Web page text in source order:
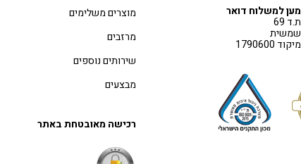
מען למשלוח דואר
ת.ד 69
שמשית
מיקוד 1790600
מוצרים משלימים
מרזבים
שירותים נוספים
מבצעים
רכישה מאובטחת באתר